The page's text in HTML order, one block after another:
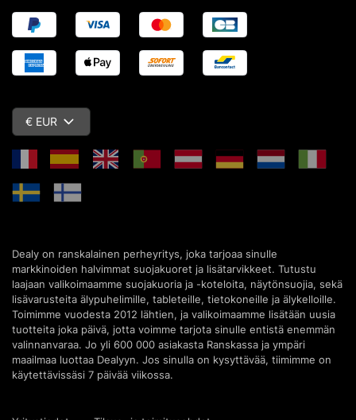
€ EUR
Dealy on ranskalainen perheyritys, joka tarjoaa sinulle
markkinoiden halvimmat suojakuoret ja lisätarvikkeet. Tutustu
laajaan valikoimaamme suojakuoria ja -koteloita, näytönsuojia, sekä
lisävarusteita älypuhelimille, tableteille, tietokoneille ja älykelloille.
Toimimme vuodesta 2012 lähtien, ja valikoimaamme lisätään uusia
tuotteita joka päivä, jotta voimme tarjota sinulle entistä enemmän
valinnanvaraa. Jo yli 600 000 asiakasta Ranskassa ja ympäri
maailmaa luottaa Dealyyn. Jos sinulla on kysyttävää, tiimimme on
käytettävissäsi 7 päivää viikossa.